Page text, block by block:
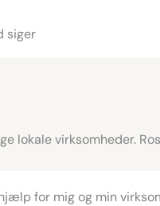
siger
lokale virksomheder.
for mig og min